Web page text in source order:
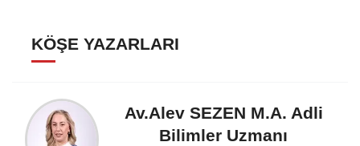
KÖŞE YAZARLARI
Av.Alev SEZEN M.A. Adli
Bilimler Uzmanı